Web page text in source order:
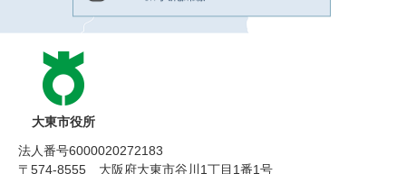
大東市役所
法人番号6000020272183
〒574-8555 大阪府大東市谷川1丁目1番1号